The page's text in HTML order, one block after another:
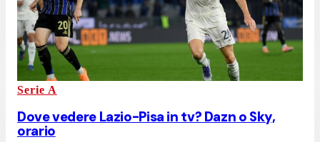
Serie A
Dove vedere Lazio-Pisa in tv? Dazn o Sky,
orario